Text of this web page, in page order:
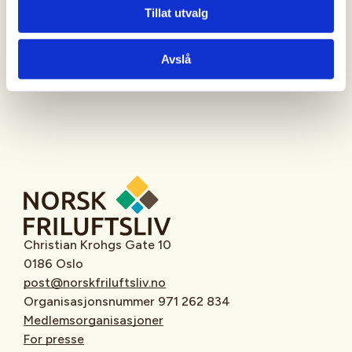
Tillat utvalg
Avslå
Oppmøtested
Christian Krohgs Gate 10
0186 Oslo
post@norskfriluftsliv.no
Organisasjonsnummer 971 262 834
Medlemsorganisasjoner
For presse